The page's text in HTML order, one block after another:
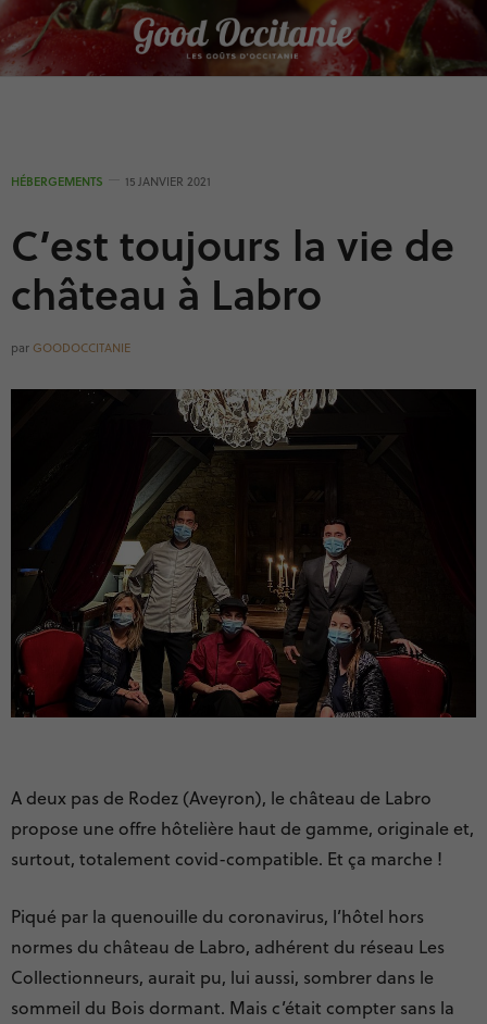
HÉBERGEMENTS 15 JANVIER 2021
C’est toujours la vie de
château à Labro
par GOODOCCITANIE
A deux pas de Rodez (Aveyron), le château de Labro
propose une offre hôtelière haut de gamme, originale et,
surtout, totalement covid-compatible. Et ça marche !
Piqué par la quenouille du coronavirus, l’hôtel hors
normes du château de Labro, adhérent du réseau Les
Collectionneurs, aurait pu, lui aussi, sombrer dans le
sommeil du Bois dormant. Mais c’était compter sans la
Panneau de gestion des cookies